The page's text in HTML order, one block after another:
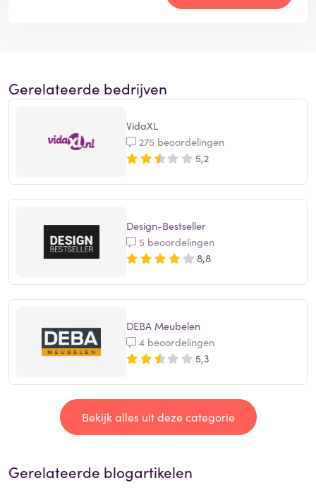
Gerelateerde bedrijven
VidaXL
275 beoordelingen
5,2
Design-Bestseller
5 beoordelingen
8,8
DEBA Meubelen
4 beoordelingen
5,3
Bekijk alles uit deze categorie
Gerelateerde blogartikelen